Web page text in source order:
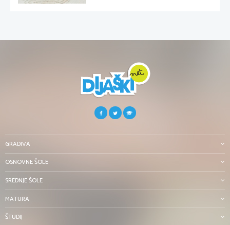
GRADIVA
OSNOVNE ŠOLE
SREDNJE ŠOLE
MATURA
ŠTUDIJ